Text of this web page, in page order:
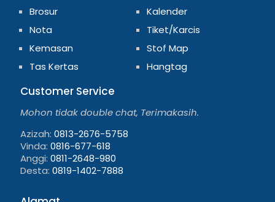
Brosur
Nota
Kemasan
Tas Kertas
Kalender
Tiket/Karcis
Stof Map
Hangtag
Customer Service
Mohon tidak double chat, Terimakasih.
Azizah: 0813-2676-5758
Vinda: 0816-677-618
Anggi: 0811-2648-980
Desta: 0819-1402-7888